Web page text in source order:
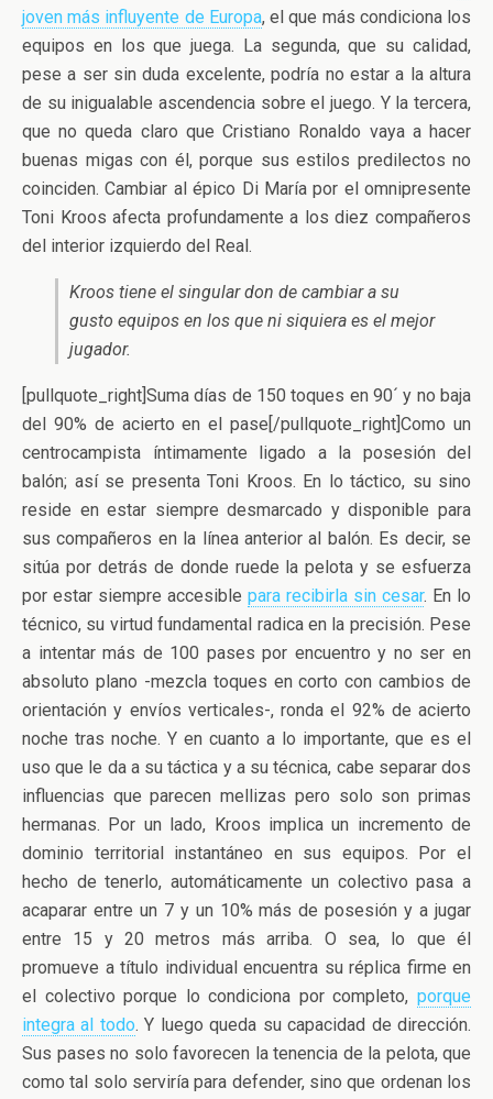
joven más influyente de Europa, el que más condiciona los
equipos en los que juega. La segunda, que su calidad,
pese a ser sin duda excelente, podría no estar a la altura
de su inigualable ascendencia sobre el juego. Y la tercera,
que no queda claro que Cristiano Ronaldo vaya a hacer
buenas migas con él, porque sus estilos predilectos no
coinciden. Cambiar al épico Di María por el omnipresente
Toni Kroos afecta profundamente a los diez compañeros
del interior izquierdo del Real.
Kroos tiene el singular don de cambiar a su
gusto equipos en los que ni siquiera es el mejor
jugador.
[pullquote_right]Suma días de 150 toques en 90´ y no baja
del 90% de acierto en el pase[/pullquote_right]Como un
centrocampista íntimamente ligado a la posesión del
balón; así se presenta Toni Kroos. En lo táctico, su sino
reside en estar siempre desmarcado y disponible para
sus compañeros en la línea anterior al balón. Es decir, se
sitúa por detrás de donde ruede la pelota y se esfuerza
por estar siempre accesible para recibirla sin cesar. En lo
técnico, su virtud fundamental radica en la precisión. Pese
a intentar más de 100 pases por encuentro y no ser en
absoluto plano -mezcla toques en corto con cambios de
orientación y envíos verticales-, ronda el 92% de acierto
noche tras noche. Y en cuanto a lo importante, que es el
uso que le da a su táctica y a su técnica, cabe separar dos
influencias que parecen mellizas pero solo son primas
hermanas. Por un lado, Kroos implica un incremento de
dominio territorial instantáneo en sus equipos. Por el
hecho de tenerlo, automáticamente un colectivo pasa a
acaparar entre un 7 y un 10% más de posesión y a jugar
entre 15 y 20 metros más arriba. O sea, lo que él
promueve a título individual encuentra su réplica firme en
el colectivo porque lo condiciona por completo, porque
integra al todo. Y luego queda su capacidad de dirección.
Sus pases no solo favorecen la tenencia de la pelota, que
como tal solo serviría para defender, sino que ordenan los